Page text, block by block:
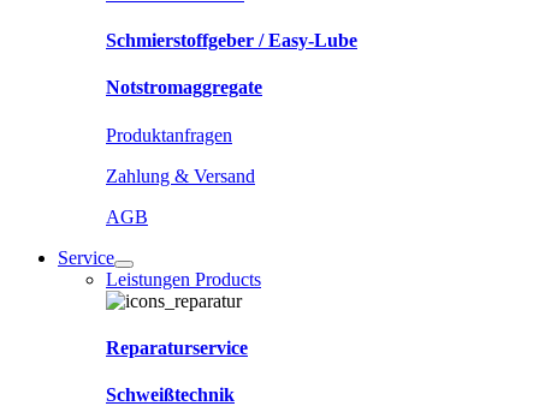
Schmierstoffgeber / Easy-Lube
Notstromaggregate
Produktanfragen
Zahlung & Versand
AGB
Service
Leistungen Products
Reparaturservice
Schweißtechnik